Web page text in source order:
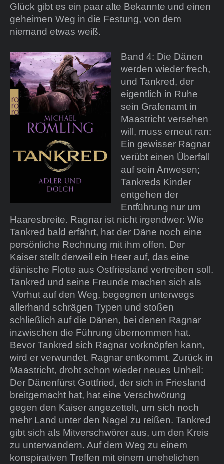
Glück gibt es ein paar alte Bekannte und einen
geheimen Weg in die Festung, von dem
niemand etwas weiß.
Band 4: Die Dänen
werden wieder frech,
und Tankred, der
eigentlich in Ruhe
sein Grafenamt in
Maastricht versehen
will, muss erneut ran:
Ein gewisser Ragnar
verübt einen Überfall
auf sein Anwesen;
Tankreds Kinder
entgehen der
Entführung nur um
Haaresbreite. Ragnar ist nicht irgendwer: Wie
Tankred bald erfährt, hat der Däne noch eine
persönliche Rechnung mit ihm offen. Der
Kaiser stellt derweil ein Heer auf, das eine
dänische Flotte aus Ostfriesland vertreiben soll.
Tankred und seine Freunde machen sich als
Vorhut auf den Weg, begegnen unterwegs
allerhand schrägen Typen und stoßen
schließlich auf die Dänen, bei denen Ragnar
inzwischen die Führung übernommen hat.
Bevor Tankred sich Ragnar vorknöpfen kann,
wird er verwundet. Ragnar entkommt. Zurück in
Maastricht, droht schon wieder neues Unheil:
Der Dänenfürst Gottfried, der sich in Friesland
breitgemacht hat, hat eine Verschwörung
gegen den Kaiser angezettelt, um sich noch
mehr Land unter den Nagel zu reißen. Tankred
gibt sich als Mitverschwörer aus, um den Kreis
zu unterwandern. Auf dem Weg zu einem
konspirativen Treffen mit einem unehelichen